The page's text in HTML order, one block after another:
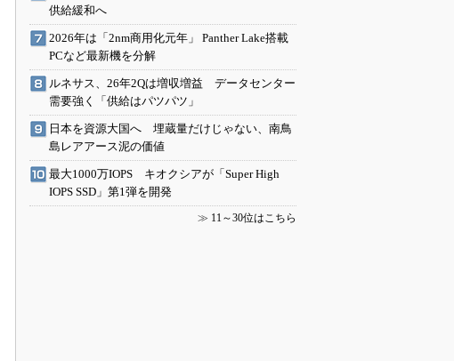
供給緩和へ
2026年は「2nm商用化元年」 Panther Lake搭載
PCなど最新機を分解
ルネサス、26年2Qは増収増益 データセンター
需要強く「供給はパツパツ」
日本を資源大国へ 埋蔵量だけじゃない、南鳥
島レアアース泥の価値
最大1000万IOPS キオクシアが「Super High
IOPS SSD」第1弾を開発
≫ 11～30位はこちら